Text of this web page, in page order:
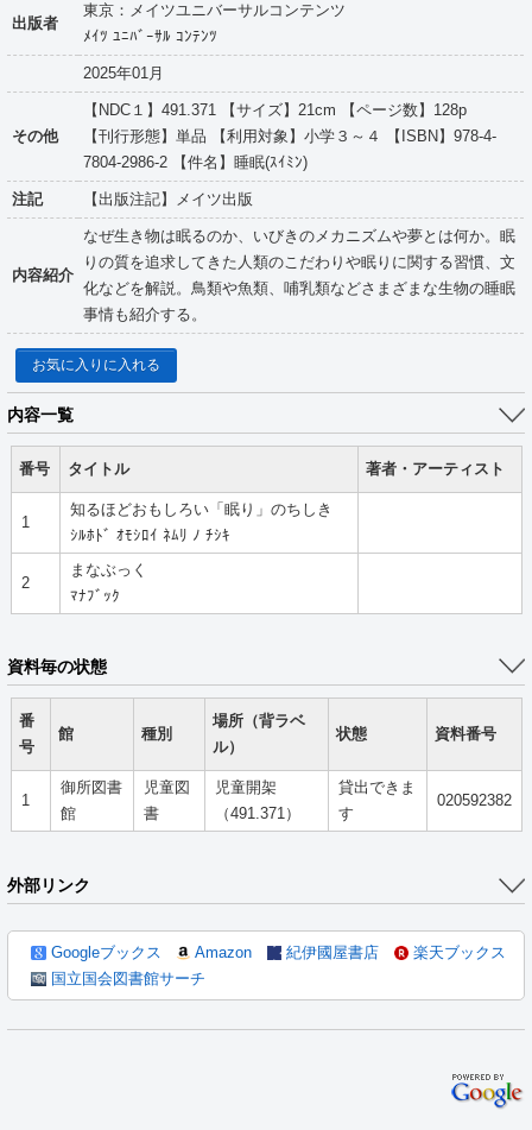
出版者
東京：メイツユニバーサルコンテンツ
ﾒｲﾂ ﾕﾆﾊﾞｰｻﾙ ｺﾝﾃﾝﾂ
2025年01月
その他
【NDC１】491.371 【サイズ】21cm 【ページ数】128p
【刊行形態】単品 【利用対象】小学３～４ 【ISBN】978-4-
7804-2986-2 【件名】睡眠(ｽｲﾐﾝ)
注記 【出版注記】メイツ出版
内容紹介
なぜ生き物は眠るのか、いびきのメカニズムや夢とは何か。眠
りの質を追求してきた人類のこだわりや眠りに関する習慣、文
化などを解説。鳥類や魚類、哺乳類などさまざまな生物の睡眠
事情も紹介する。
お気に入りに入れる
内容一覧
番号 タイトル 著者・アーティスト
1
知るほどおもしろい「眠り」のちしき
ｼﾙﾎﾄﾞ ｵﾓｼﾛｲ ﾈﾑﾘ ﾉ ﾁｼｷ
2
まなぶっく
ﾏﾅﾌﾞｯｸ
資料毎の状態
番
号
館 種別
場所（背ラベ
ル）
状態 資料番号
1
御所図書
館
児童図
書
児童開架
（491.371）
貸出できま
す
020592382
外部リンク
Googleブックス Amazon 紀伊國屋書店
楽天ブックス
国立国会図書館サーチ